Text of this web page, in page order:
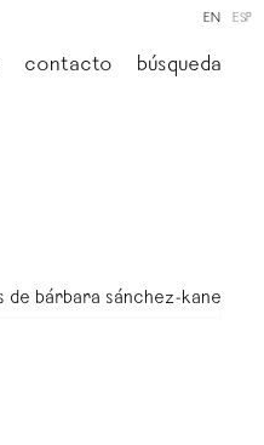
contacto búsqueda
EN ESP